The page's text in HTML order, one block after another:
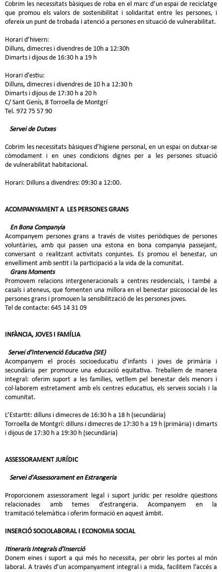
Cobrim les necessitats bàsiques de roba en el marc d’un espai de reciclatge
que promou els valors de sostenibilitat i solidaritat entre les persones, i
ofereix un punt de trobada i atenció a persones en situació de vulnerabilitat.
Horari d’hivern:
Dilluns, dimecres i divendres de 10h a 12:30h
Dimarts i dijous de 16:30 h a 19 h
Horari d’estiu:
Dilluns, dimecres i divendres de 10 h a 12:30 h
Dimarts i dijous de 17:30 h a 20 h
C/ Sant Genís, 8 Torroella de Montgrí
Tel. 972 75 57 90
Servei de Dutxes
Cobrim les necessitats bàsiques d’higiene personal, en un espai on dutxar-se
còmodament i en unes condicions dignes per a les persones situació
de vulnerabilitat habitacional.
Horari: Dilluns a divendres: 09:30 a 12:00.
ACOMPANYAMENT A LES PERSONES GRANS
En Bona Companyia
Acompanyem persones grans a través de visites periòdiques de persones
voluntàries, amb qui passen una estona en bona companyia passejant,
conversant o realitzant activitats conjuntes. Es promou el benestar, un
envelliment amb sentit i la participació a la vida de la comunitat.
Grans Moments
Promovem relacions intergeneracionals a centres residencials, i també a
casals i ateneus, que fomenten una millora en el benestar psicosocial de les
persones grans i promouen la sensibilització de les persones joves.
Tel de contacte: 645 14 31 09
INFÀNCIA, JOVES I FAMÍLIA
Servei d’Intervenció Educativa (SIE)
Acompanyem el procés socioeducatiu d’infants i joves de primària i
secundària per promoure una educació equitativa. Treballem de manera
integral: oferim suport a les famílies, vetllem pel benestar dels menors i
col·laborem estretament amb els centres educatius, els serveis socials i la
comunitat.
L’Estartit: dilluns i dimecres de 16:30 h a 18 h (secundària)
Torroella de Montgrí: dilluns i dimecres de 17:30 h a 19 h (primària) i dimarts
i dijous de 17:30 h a 19:30 h (secundària)
ASSESSORAMENT JURÍDIC
Servei d'Assessorament en Estrangeria
Proporcionem assessorament legal i suport jurídic per resoldre qüestions
relacionades amb temes d’estrangeria. Acompanyem en la
tramitació telemàtica i oferim formació en aquest àmbit.
INSERCIÓ SOCIOLABORAL I ECONOMIA SOCIAL
Itineraris Integrals d'Inserció
Donem eines i suport a qui més ho necessita, per obrir les portes al món
laboral. A través d’un acompanyament integral i a mida, facilitem l’accés a